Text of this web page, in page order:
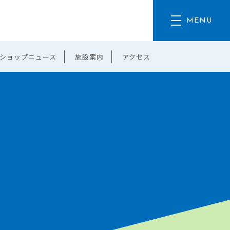
ョップニュース 施設案内 アクセス